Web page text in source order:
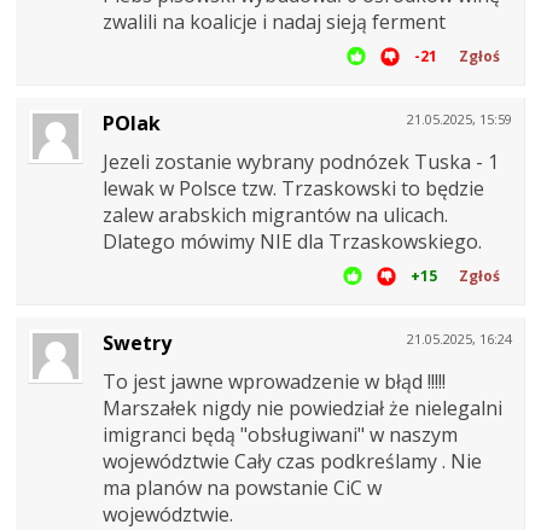
zwalili na koalicje i nadaj sieją ferment
-21 Zgłoś
21.05.2025, 15:59
POlak
Jezeli zostanie wybrany podnózek Tuska - 1
lewak w Polsce tzw. Trzaskowski to będzie
zalew arabskich migrantów na ulicach.
Dlatego mówimy NIE dla Trzaskowskiego.
+15 Zgłoś
21.05.2025, 16:24
Swetry
To jest jawne wprowadzenie w błąd !!!!!
Marszałek nigdy nie powiedział że nielegalni
imigranci będą "obsługiwani" w naszym
województwie Cały czas podkreślamy . Nie
ma planów na powstanie CiC w
województwie.